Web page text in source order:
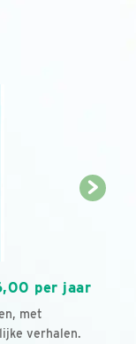
per jaar
met
verhalen.